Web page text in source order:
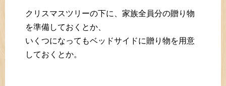
クリスマスツリーの下に、家族全員分の贈り物
を準備しておくとか、
いくつになってもベッドサイドに贈り物を用意
しておくとか。